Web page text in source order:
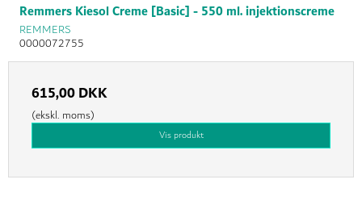
Remmers Kiesol Creme [Basic] - 550 ml. injektionscreme
REMMERS
0000072755
615,00 DKK
(ekskl. moms)
Vis produkt